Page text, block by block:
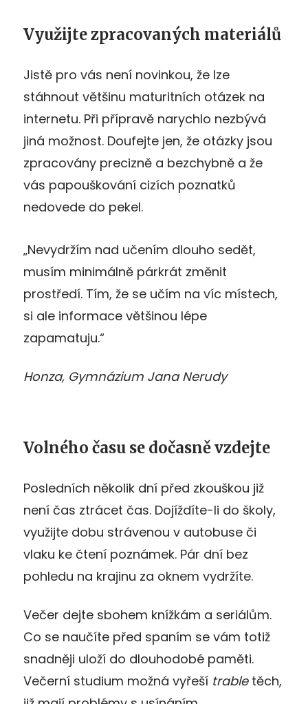
Využijte zpracovaných materiálů
Jistě pro vás není novinkou, že lze
stáhnout většinu maturitních otázek na
internetu. Při přípravě narychlo nezbývá
jiná možnost. Doufejte jen, že otázky jsou
zpracovány precizně a bezchybně a že
vás papouškování cizích poznatků
nedovede do pekel.
„Nevydržím nad učením dlouho sedět,
musím minimálně párkrát změnit
prostředí. Tím, že se učím na víc místech,
si ale informace většinou lépe
zapamatuju.“
Honza, Gymnázium Jana Nerudy
Volného času se dočasně vzdejte
Posledních několik dní před zkouškou již
není čas ztrácet čas. Dojíždíte-li do školy,
využijte dobu strávenou v autobuse či
vlaku ke čtení poznámek. Pár dní bez
pohledu na krajinu za oknem vydržíte.
Večer dejte sbohem knížkám a seriálům.
Co se naučíte před spaním se vám totiž
snadněji uloží do dlouhodobé paměti.
Večerní studium možná vyřeší trabletěch,